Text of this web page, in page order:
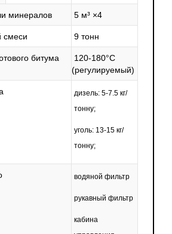
минералов 5 м³ ×4
смеси 9 тонн
битума
120-180°C
(регулируемый)
дизель: 5-7.5 кг/
тонну;
уголь: 13-15 кг/
тонну;
водяной фильтр
рукавный фильтр
кабина